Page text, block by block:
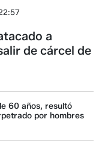
a
de cárcel de
60 años, resultó
por hombres